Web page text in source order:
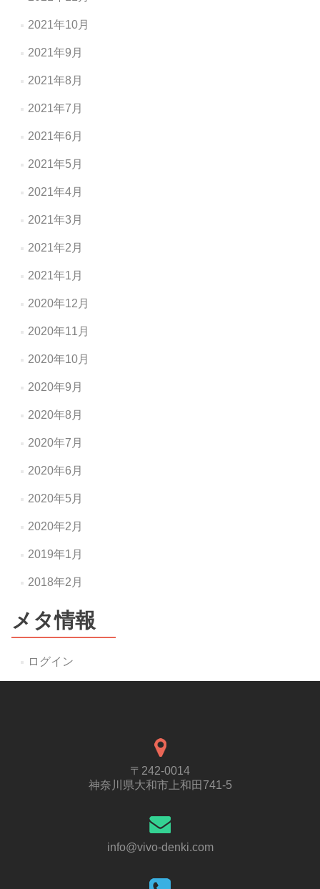
2021年10月
2021年9月
2021年8月
2021年7月
2021年6月
2021年5月
2021年4月
2021年3月
2021年2月
2021年1月
2020年12月
2020年11月
2020年10月
2020年9月
2020年8月
2020年7月
2020年6月
2020年5月
2020年2月
2019年1月
2018年2月
メタ情報
ログイン
〒242-0014
神奈川県大和市上和田741-5
info@vivo-denki.com